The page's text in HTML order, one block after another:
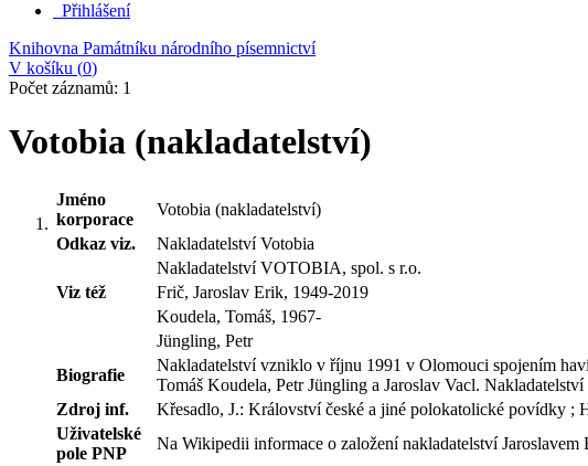
Přihlášení
Knihovna Památníku národního písemnictví
V košíku (0)
Počet záznamů: 1
Votobia (nakladatelství)
Jméno
korporace
Votobia (nakladatelství)
Odkaz viz.
Nakladatelství Votobia
Nakladatelství VOTOBIA, spol. s r.o.
Viz též
Frič, Jaroslav Erik, 1949-2019
Koudela, Tomáš, 1967-
Jüngling, Petr
Biografie
Nakladatelství vzniklo v říjnu 1991 v Olomouci spojením
Tomáš Koudela, Petr Jüngling a Jaroslav Vacl.
Zdroj inf.
Křesadlo, J.: Království české a jiné polokatolické povídky ;
Uživatelské
pole PNP
Na Wikipedii informace o založení nakladatelství